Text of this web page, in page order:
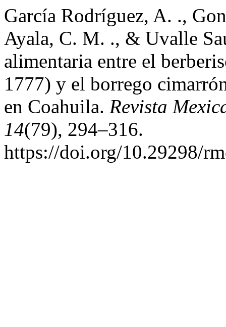
García Rodríguez, A. .,
Ayala, C. M. ., & Uvalle
alimentaria entre el
1777) y el borrego
en Coahuila. Revista
14(79), 294–316.
https://doi.org/10.29298/